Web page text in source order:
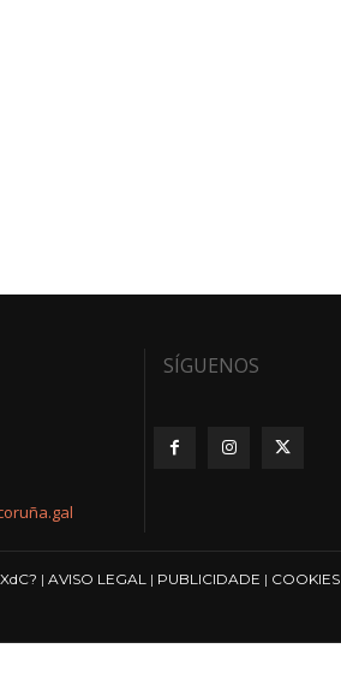
SÍGUENOS
| AVISO LEGAL | PUBLICIDADE | COOKIES